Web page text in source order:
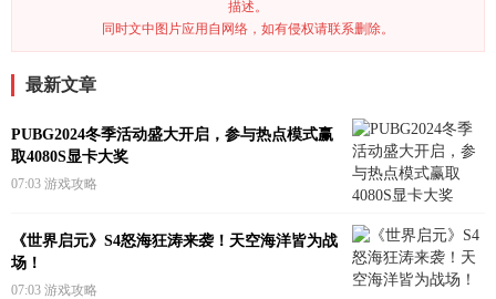
描述。
同时文中图片应用自网络，如有侵权请联系删除。
最新文章
PUBG2024冬季活动盛大开启，参与热点模式赢
取4080S显卡大奖
07:03 游戏攻略
《世界启元》S4怒海狂涛来袭！天空海洋皆为战
场！
07:03 游戏攻略